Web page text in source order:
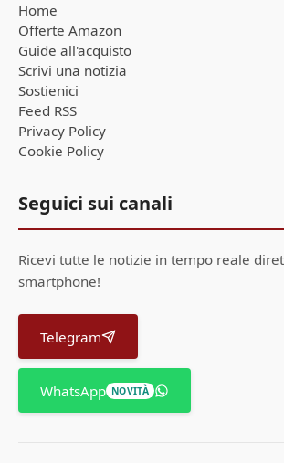
Home
Offerte Amazon
Guide all'acquisto
Scrivi una notizia
Sostienici
Feed RSS
Privacy Policy
Cookie Policy
Seguici sui canali
Ricevi tutte le notizie in tempo reale
smartphone!
Telegram
WhatsApp NOVITÀ